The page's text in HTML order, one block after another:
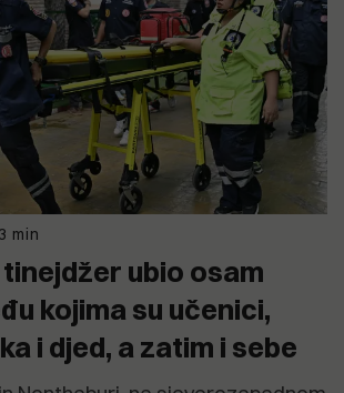
min
ubio osam
kojima su učenici,
i djed, a zatim i sebe